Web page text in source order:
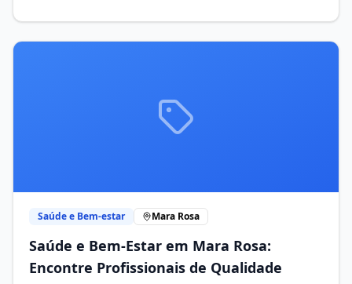
Saúde e Bem-estar Mara Rosa
Saúde e Bem-Estar em Mara Rosa:
Encontre Profissionais de Qualidade